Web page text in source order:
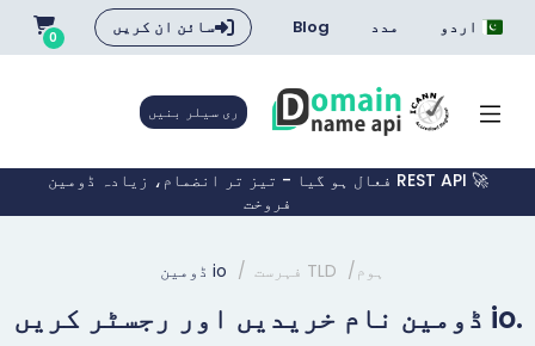
مدد Blog سائن ان کریں 0
ری سیلر بنیں
🚀 REST API فعال ہو گیا - تیز تر انضمام، زیادہ ڈومین
فروخت
ہوم TLD فہرست io ڈومین
.io ڈومین نام خریدیں اور رجسٹر کریں